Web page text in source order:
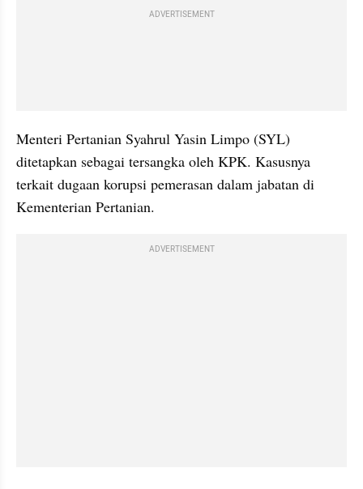
ADVERTISEMENT
Menteri Pertanian Syahrul Yasin Limpo (SYL)
ditetapkan sebagai tersangka oleh KPK. Kasusnya
terkait dugaan korupsi pemerasan dalam jabatan di
Kementerian Pertanian.
ADVERTISEMENT